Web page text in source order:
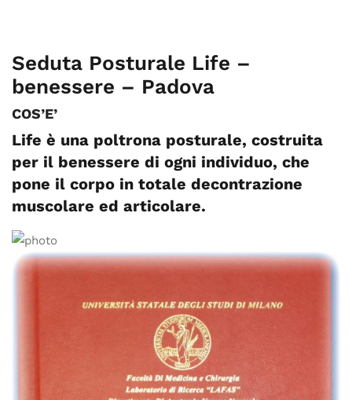
Seduta Posturale Life –
benessere – Padova
COS’E’
Life è una poltrona posturale, costruita
per il benessere di ogni individuo, che
pone il corpo in totale decontrazione
muscolare ed articolare.